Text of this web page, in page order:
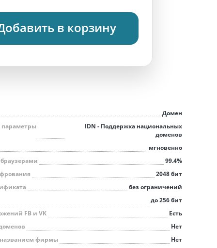
в корзину
Домен
IDN - Поддержка национальных
доменов
мгновенно
99.4%
2048 бит
без ограничений
до 256 бит
FB и VK
Есть
Нет
названием фирмы
Нет